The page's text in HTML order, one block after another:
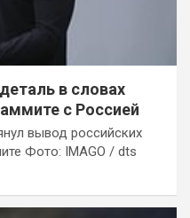
в словах
с Россией
вывод российских
Фото: IMAGO / dts